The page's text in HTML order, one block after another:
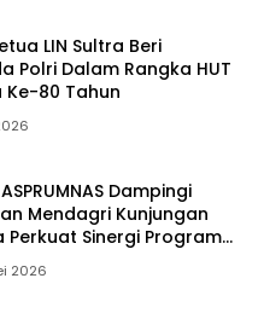
LIN Sultra Beri
Polri Dalam Rangka HUT
80 Tahun
Dampingi
Mendagri Kunjungan
Perkuat Sinergi Program
dan Konsolidasi
2026